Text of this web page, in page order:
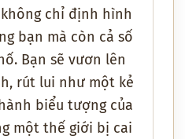
chỉ định hình
bạn mà còn cả số
Bạn sẽ vươn lên
rút lui như một kẻ
biểu tượng của
một thế giới bị cai